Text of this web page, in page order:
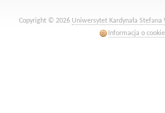
Copyright © 2026 Uniwersytet Kardynała
Informacja o